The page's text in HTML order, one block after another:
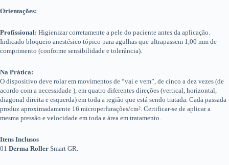
Orientações:
Profissional: Higienizar corretamente a pele do paciente antes da aplicação.
Indicado bloqueio anestésico tópico para agulhas que ultrapassem 1,00 mm de
comprimento (conforme sensibilidade e tolerância).
Na Prática:
O dispositivo deve rolar em movimentos de “vai e vem”, de cinco a dez vezes (de
acordo com a necessidade ), em quatro diferentes direções (vertical, horizontal,
diagonal direita e esquerda) em toda a região que está sendo tratada. Cada passada
produz aproximadamente 16 microperfurações/cm². Certificar-se de aplicar a
mesma pressão e velocidade em toda a área em tratamento.
Itens Inclusos
01 Derma Roller Smart GR.